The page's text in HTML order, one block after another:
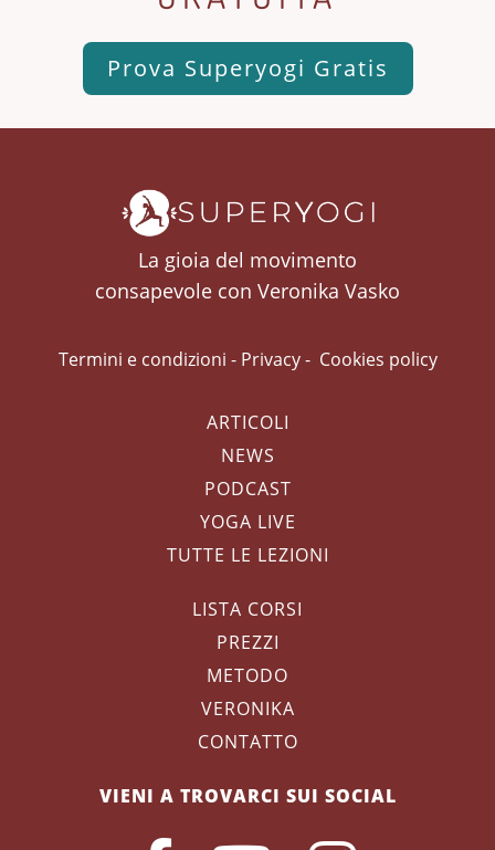
Prova Superyogi Gratis
La gioia del movimento
consapevole con Veronika Vasko
Termini e condizioni - Privacy- Cookies policy
ARTICOLI
NEWS
PODCAST
YOGA LIVE
TUTTE LE LEZIONI
LISTA CORSI
PREZZI
METODO
VERONIKA
CONTATTO
VIENI A TROVARCI SUI SOCIAL